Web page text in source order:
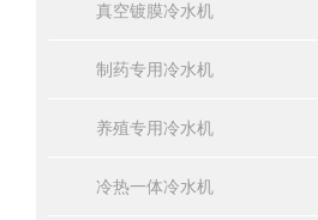
真空镀膜冷水机
制药专用冷水机
养殖专用冷水机
冷热一体冷水机